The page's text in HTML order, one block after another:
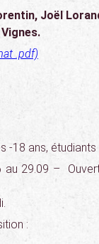
Joël
.pdf)
-18 ans,
au 29.09 –
: